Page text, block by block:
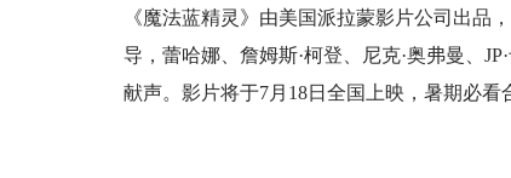
《魔法蓝精灵》由美国派拉蒙影片公司出品
导，蕾哈娜、詹姆斯·柯登、尼克·奥弗曼、
献声。影片将于7月18日全国上映，暑期必看